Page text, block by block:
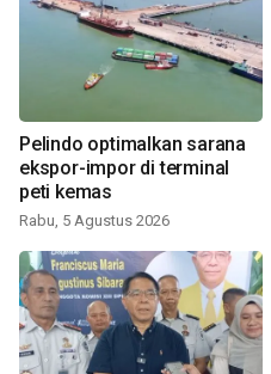
Pelindo optimalkan sarana
ekspor-impor di terminal
peti kemas
Rabu, 5 Agustus 2026